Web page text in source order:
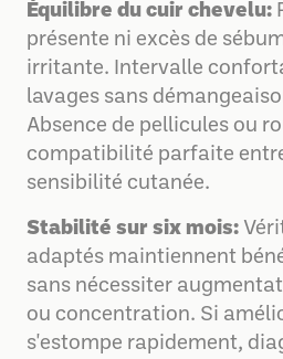
Équilibre du cuir chevelu:
présente ni excès de
irritante. Intervalle
lavages sans
Absence de pellicules ou
compatibilité parfaite
sensibilité cutanée.
Stabilité sur six mois:
adaptés maintiennent
sans nécessiter
ou concentration. Si
s'estompe rapidement,